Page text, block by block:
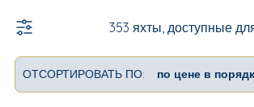
353 яхты, доступные
ОТСОРТИРОВАТЬ ПО: